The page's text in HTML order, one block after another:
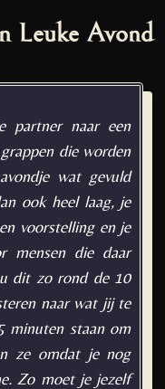
Leuke Avond
partner naar een
die worden
wat gevuld
ook heel laag, je
voorstelling en je
mensen die daar
dit zo rond de 10
naar wat jij te
minuten staan om
ze omdat je nog
Zo moet je jezelf